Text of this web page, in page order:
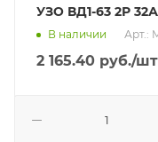
УЗО ВД1-63 2Р
В наличии Арт.:
2 165.40 руб./шт